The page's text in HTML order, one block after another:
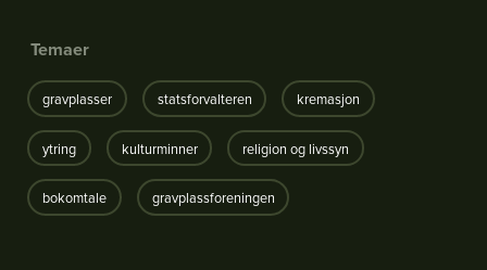
Temaer
gravplasser statsforvalteren kremasjon
ytring kulturminner religion og livssyn
bokomtale gravplassforeningen